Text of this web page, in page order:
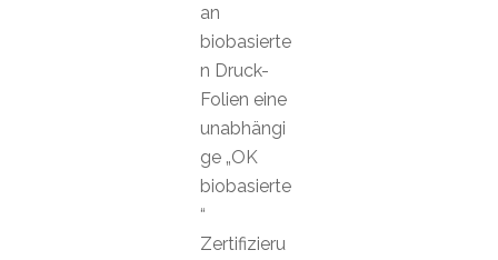
an
biobasierte
n Druck-
Folien eine
unabhängi
ge „OK
biobasierte
“
Zertifizieru